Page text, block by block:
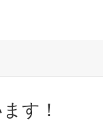
す！